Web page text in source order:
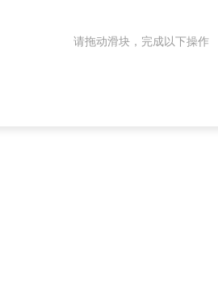
请拖动滑块，完成以下操作